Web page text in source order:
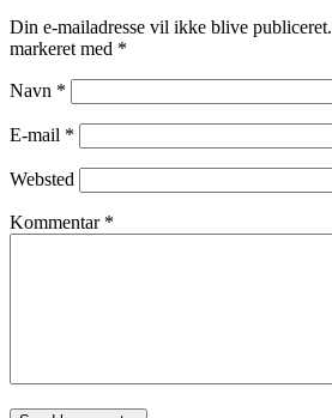
Din e-mailadresse vil ikke blive publiceret.
markeret med *
Navn *
E-mail *
Websted
Kommentar *